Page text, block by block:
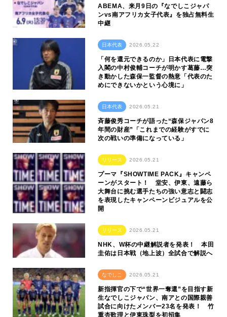
ABEMA、来月9日の『なでしこジャパ
ンvs南アフリカ女子代表』を独占無料生
中継
日本代表 2026.05.22
「何を還元できるのか」日本代表に電撃
入閣の中村俊輔コーチが明かす葛藤…突
き動かした森保一監督の熱意「代表のた
めにできないかという心境に」
日本代表 2026.05.21
斉藤俊秀コーチが語った“森保ジャパン8
年間の財産”「これまでの経験がすでに
次の戦いの準備になっている」
リリース 2026.05.21
プーマ『SHOWTIME PACK』キャンペ
ーンがスタート！ 堂安、伊東、遠藤ら
大舞台に挑む選手たちの強い意志と闘志
を表現したキャンペーンビジュアルを公
開
リリース 2026.05.21
NHK、W杯の中継解説者を発表！ 本田
圭佑は日本戦（地上波）全試合で解説へ
なでしこ 2026.05.21
新指揮官の下で“世界一奪還”を目指す新
生なでしこジャパン、南アとの国際親善
試合に向けたメンバー23名を発表！ 竹
重杏歌理と伊東珠梨を初招集